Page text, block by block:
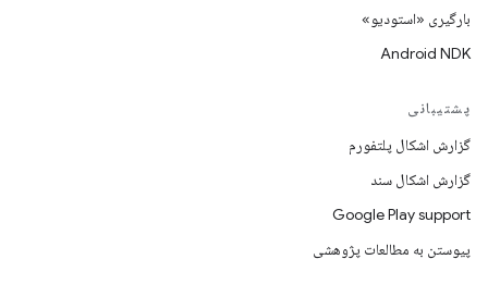
بارگیری «استودیو»
Android NDK
پشتیبانی
گزارش اشکال پلتفورم
گزارش اشکال سند
Google Play support
پیوستن به مطالعات پژوهشی